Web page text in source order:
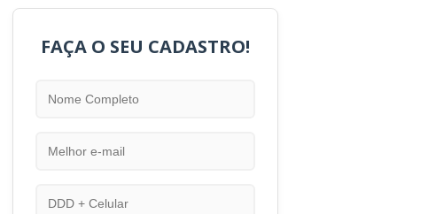
FAÇA O SEU CADASTRO!